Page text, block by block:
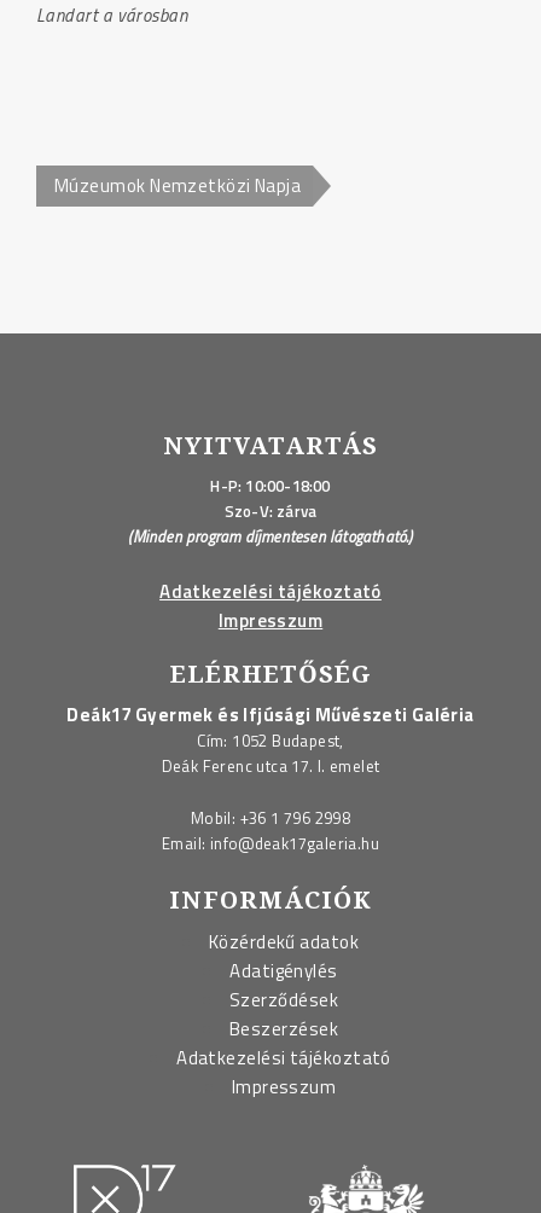
Landart a városban
Múzeumok Nemzetközi Napja
NYITVATARTÁS
H-P: 10:00-18:00
Szo-V: zárva
(Minden program díjmentesen látogatható.)
Adatkezelési tájékoztató
Impresszum
ELÉRHETŐSÉG
Deák17 Gyermek és Ifjúsági Művészeti Galéria
Cím: 1052 Budapest,
Deák Ferenc utca 17. I. emelet
Mobil: +36 1 796 2998
Email: info@deak17galeria.hu
INFORMÁCIÓK
Közérdekű adatok
Adatigénylés
Szerződések
Beszerzések
Adatkezelési tájékoztató
Impresszum